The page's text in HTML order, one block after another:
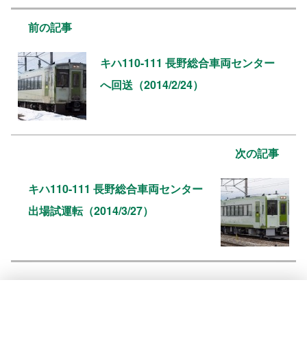
前の記事
キハ110-111 長野総合車両センター
へ回送（2014/2/24）
次の記事
キハ110-111 長野総合車両センター
出場試運転（2014/3/27）